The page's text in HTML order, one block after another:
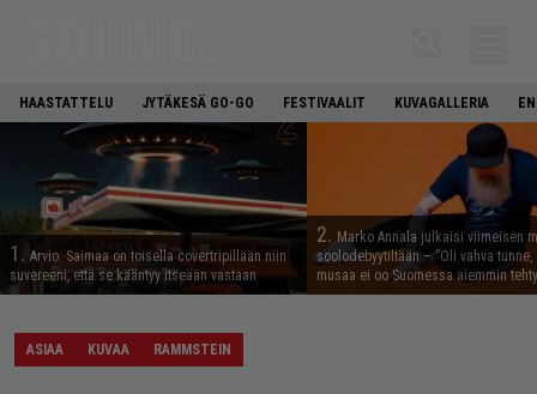
HAASTATTELU JYTÄKESÄ GO-GO FESTIVAALIT KUVAGALLERIA
1. Arvio: Saimaa on toisella covertripillään niin
suvereeni, että se kääntyy itseään vastaan
2.Marko Annala julkaisi viimeisen
soolodebyytiltään – ”Oli vahva
musaa ei oo Suomessa aiemmin
ASIAA KUVAA RAMMSTEIN